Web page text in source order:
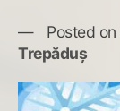
Posted on
Trepăduș